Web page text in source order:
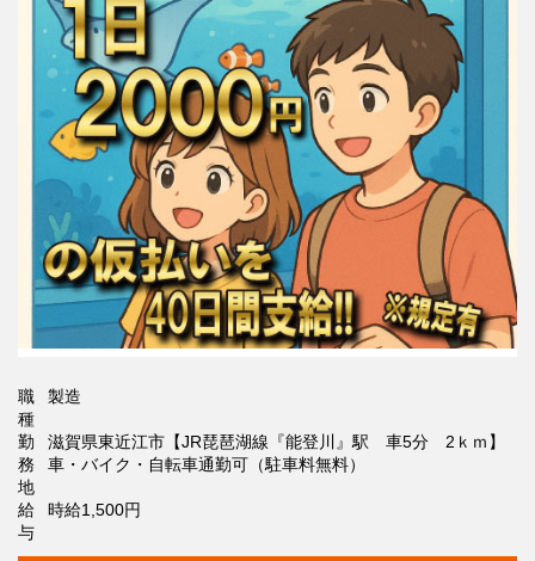
職
種
製造
勤
務
地
滋賀県東近江市【JR琵琶湖線『能登川』駅 車5分 2ｋｍ】
車・バイク・自転車通勤可（駐車料無料）
給
与
時給1,500円